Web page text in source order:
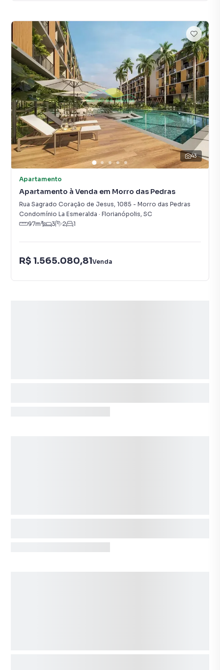
43
Apartamento
Apartamento à Venda em Morro das Pedras
Rua Sagrado Coração de Jesus, 1085 - Morro das Pedras
Condomínio La Esmeralda · Florianópolis, SC
97m² 3 2 1
R$ 1.565.080,81Venda